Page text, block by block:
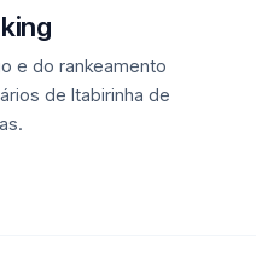
e do rankeamento
de Itabirinha de